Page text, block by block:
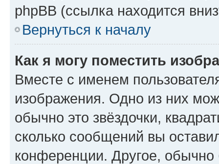
phpBB (ссылка находится
Вернуться к началу
Как я могу поместить
Вместе с именем
изображения. Одно из них
обычно это звёздочки,
сколько сообщений вы
конференции. Другое,